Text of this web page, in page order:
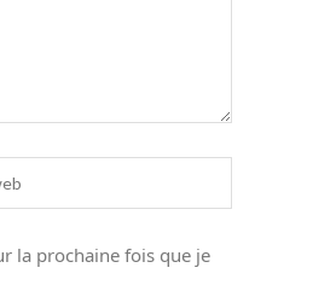
la prochaine fois que je